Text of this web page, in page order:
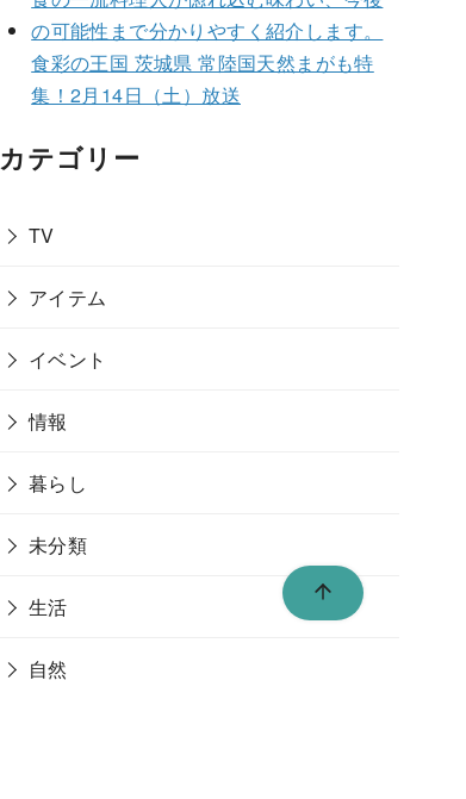
食彩の王国 茨城県 常陸国天然まがも特
集！2月14日（土）放送
カテゴリー
TV
アイテム
イベント
情報
暮らし
未分類
生活
自然